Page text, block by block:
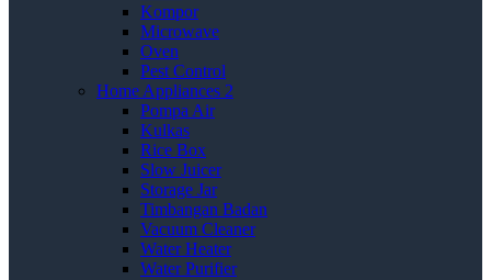
Kompor
Microwave
Oven
Pest Control
Home Appliances 2
Pompa Air
Kulkas
Rice Box
Slow Juicer
Storage Jar
Timbangan Badan
Vacuum Cleaner
Water Heater
Water Purifier